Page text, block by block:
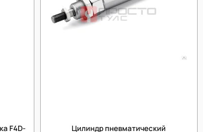
F4D-
Цилиндр пневматический